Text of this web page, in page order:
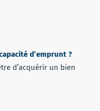
d’emprunt ?
d’acquérir un bien